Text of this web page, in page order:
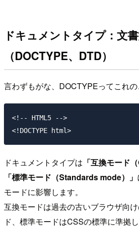
ドキュメントタイプ：文
（DOCTYPE、DTD）
言わずもがな、DOCTYPEってこれの
<!-- HTML5 -->
ドキュメントタイプは 「互換モード
「標準モード（Standards mode）」
モードに影響します。
互換モードは過去の古いブラウザ向
ド、標準モードはCSSの標準に準拠